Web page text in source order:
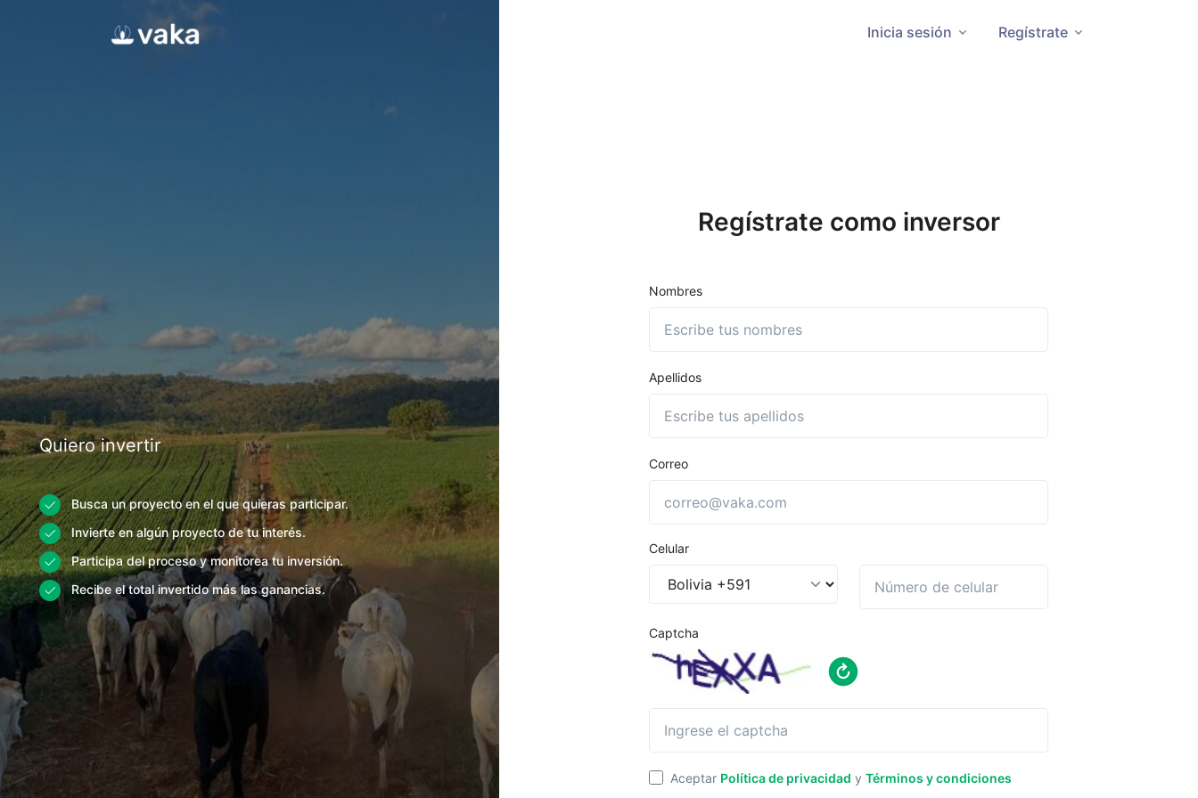
Inicia sesión Regístrate
Quiero invertir
Busca un proyecto en el que quieras participar.
Invierte en algún proyecto de tu interés.
Participa del proceso y monitorea tu inversión.
Recibe el total invertido más las ganancias.
Regístrate como inversor
Nombres
Apellidos
Correo
Celular
Captcha
Aceptar Política de privacidad y Términos y condiciones